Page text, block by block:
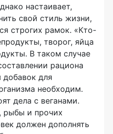
настаивает,
свой стиль жизни,
строгих рамок. «Кто-
творог, яйца
В таком случае
рациона
добавок для
необходим.
дела с веганами.
рыбы и прочих
должен дополнять